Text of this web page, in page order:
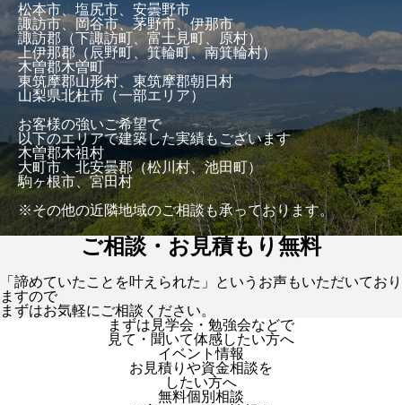
松本市、塩尻市、安曇野市
諏訪市、岡谷市、茅野市、伊那市
諏訪郡（下諏訪町、富士見町、原村）
上伊那郡（辰野町、箕輪町、南箕輪村）
木曽郡木曽町
東筑摩郡山形村、東筑摩郡朝日村
山梨県北杜市（一部エリア）
お客様の強いご希望で
以下のエリアで建築した実績もございます
木曽郡木祖村
大町市、北安曇郡（松川村、池田町）
駒ヶ根市、宮田村
※その他の近隣地域のご相談も承っております。
ご相談・お見積もり無料
「諦めていたことを叶えられた」というお声もいただいており
ますので
まずはお気軽にご相談ください。
まずは見学会・勉強会などで
見て・聞いて体感したい方へ
イベント情報
お見積りや資金相談を
したい方へ
無料個別相談